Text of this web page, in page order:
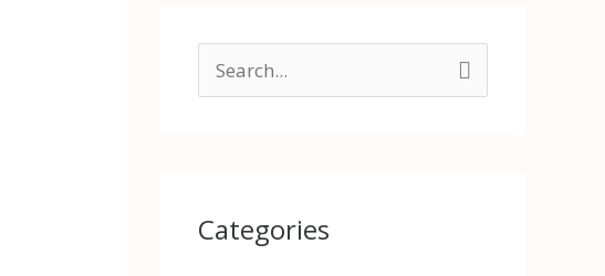
c
Categories